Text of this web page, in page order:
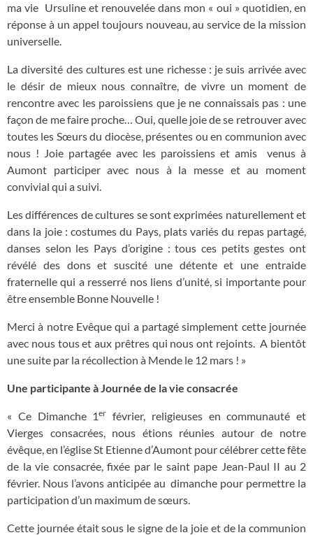
ma vie Ursuline et renouvelée dans mon « oui » quotidien, en
réponse à un appel toujours nouveau, au service de la mission
universelle.
La diversité des cultures est une richesse : je suis arrivée avec
le désir de mieux nous connaître, de vivre un moment de
rencontre avec les paroissiens que je ne connaissais pas : une
façon de me faire proche… Oui, quelle joie de se retrouver avec
toutes les Sœurs du diocèse, présentes ou en communion avec
nous ! Joie partagée avec les paroissiens et amis venus à
Aumont participer avec nous à la messe et au moment
convivial qui a suivi.
Les différences de cultures se sont exprimées naturellement et
dans la joie : costumes du Pays, plats variés du repas partagé,
danses selon les Pays d’origine : tous ces petits gestes ont
révélé des dons et suscité une détente et une entraide
fraternelle qui a resserré nos liens d’unité, si importante pour
être ensemble Bonne Nouvelle !
Merci à notre Evêque qui a partagé simplement cette journée
avec nous tous et aux prêtres qui nous ont rejoints. A bientôt
une suite par la récollection à Mende le 12 mars ! »
Une participante à Journée de la vie consacrée
« Ce Dimanche 1er février, religieuses en communauté et
Vierges consacrées, nous étions réunies autour de notre
évêque, en l’église St Etienne d’Aumont pour célébrer cette fête
de la vie consacrée, fixée par le saint pape Jean-Paul II au 2
février. Nous l’avons anticipée au dimanche pour permettre la
participation d’un maximum de sœurs.
Cette journée était sous le signe de la joie et de la communion